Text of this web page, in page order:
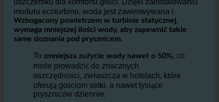
Opiera się on na idei optymalizacji stosunku wody i
powietrza w prysznicach i umywalkach, bez
uszczerbku dla komfortu gości. Dzięki zainstalowaniu
modułu ecoturbino, woda jest zawirowywana i
Wzbogacony powietrzem w turbinie statycznej,
wymaga mniejszej ilości wody, aby zapewnić takie
same doznania pod prysznicem.
Tozmniejsza zużycie wody nawet o 50%,co
może prowadzić do znacznych
oszczędności, zwłaszcza w hotelach, które